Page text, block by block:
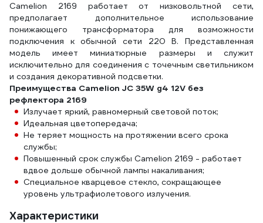
Camelion 2169 работает от низковольтной сети,
предполагает дополнительное использование
понижающего трансформатора для возможности
подключения к обычной сети 220 В. Представленная
модель имеет миниатюрные размеры и служит
исключительно для соединения с точечным светильником
и создания декоративной подсветки.
Преимущества Camelion JC 35W g4 12V без
рефлектора 2169
Излучает яркий, равномерный световой поток;
Идеальная цветопередача;
Не теряет мощность на протяжении всего срока
службы;
Повышенный срок службы Camelion 2169 - работает
вдвое дольше обычной лампы накаливания;
Специальное кварцевое стекло, сокращающее
уровень ультрафиолетового излучения.
Характеристики